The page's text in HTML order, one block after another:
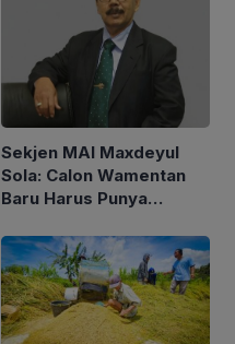
Sekjen MAI Maxdeyul
Sola: Calon Wamentan
Baru Harus Punya
Holistik